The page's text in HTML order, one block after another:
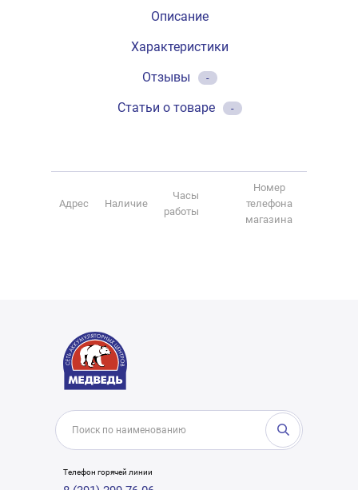
Описание
Характеристики
Отзывы
-
Статьи о товаре -
Адрес Наличие
Часы
работы
Номер
телефона
магазина
Телефон горячей линии